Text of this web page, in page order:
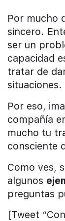
Por mucho
sincero.
ser un
capacidad
tratar de
situaciones.
Por eso,
compañía
mucho tu
consciente
Como ves,
algunos
preguntas
[Tweet